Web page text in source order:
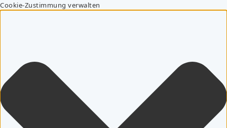
Cookie-Zustimmung verwalten